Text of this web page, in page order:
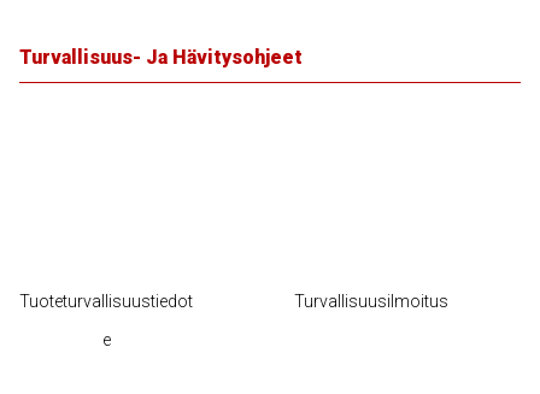
Turvallisuus- Ja Hävitysohjeet
Tuoteturvallisuustiedot
e
Turvallisuusilmoitus